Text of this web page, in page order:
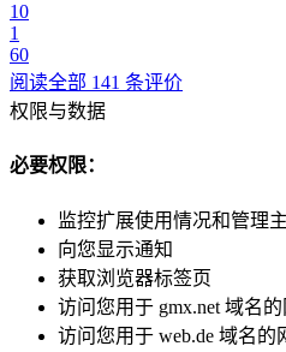
10
1
60
阅读全部 141 条评价
权限与数据
必要权限：
监控扩展使用情况和管理
向您显示通知
获取浏览器标签页
访问您用于 gmx.net 域名
访问您用于 web.de 域名的